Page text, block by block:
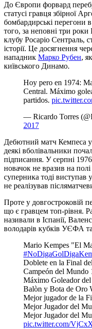
До Європи форвард
статусі гравця збірної
бомбардирські перегони
того, за неповні три роки
клубу Росаріо Сентраль,
історії. Це досягнення
нападник Марко Рубен,
київського Динамо.
Hoy pero en 1974:
Central. Máximo
partidos.
— Ricardo Torres
2017
Дебютний матч Кемпеса
деякі вболівальники
підписання. У серпні
новачок не вразив на
суперника тоді виступав
не реалізував
Проте у довгостроковій
що є гравцем топ-рівня.
називали в Іспанії,
володарів кубків УЄФА
Mario Kempes "El
Doblete en la Final
Campeón del Mundo
Máximo Goleador
️Balòn y Bota de Oro
️Mejor jugador de la
️Mejor Jugador del
Mejor Jugador del
pic.twitter.com/